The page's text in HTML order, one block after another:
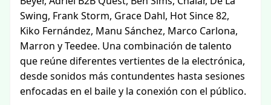
Swing, Frank Storm, Grace Dahl, Hot Since 82,
Kiko Fernández, Manu Sánchez, Marco Carlona,
Marron y Teedee. Una combinación de talento
que reúne diferentes vertientes de la electrónica,
desde sonidos más contundentes hasta sesiones
enfocadas en el baile y la conexión con el público.